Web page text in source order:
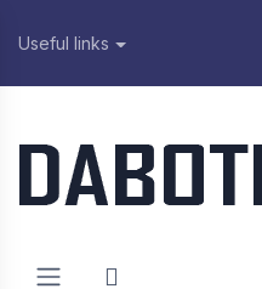
Useful links